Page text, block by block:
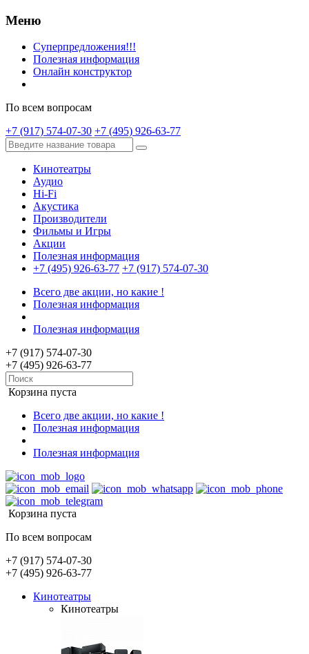
Меню
Суперпредложения!!!
Полезная информация
Онлайн конструктор
По всем вопросам
+7 (917) 574-07-30 +7 (495) 926-63-77
Кинотеатры
Аудио
Hi-Fi
Акустика
Производители
Фильмы и Игры
Акции
Полезная информация
+7 (495) 926-63-77 +7 (917) 574-07-30
Всего две акции, но какие !
Полезная информация
Полезная информация
+7 (917) 574-07-30
+7 (495) 926-63-77
Корзина пуста
Всего две акции, но какие !
Полезная информация
Полезная информация
Корзина пуста
По всем вопросам
+7 (917) 574-07-30
+7 (495) 926-63-77
Кинотеатры
Кинотеатры